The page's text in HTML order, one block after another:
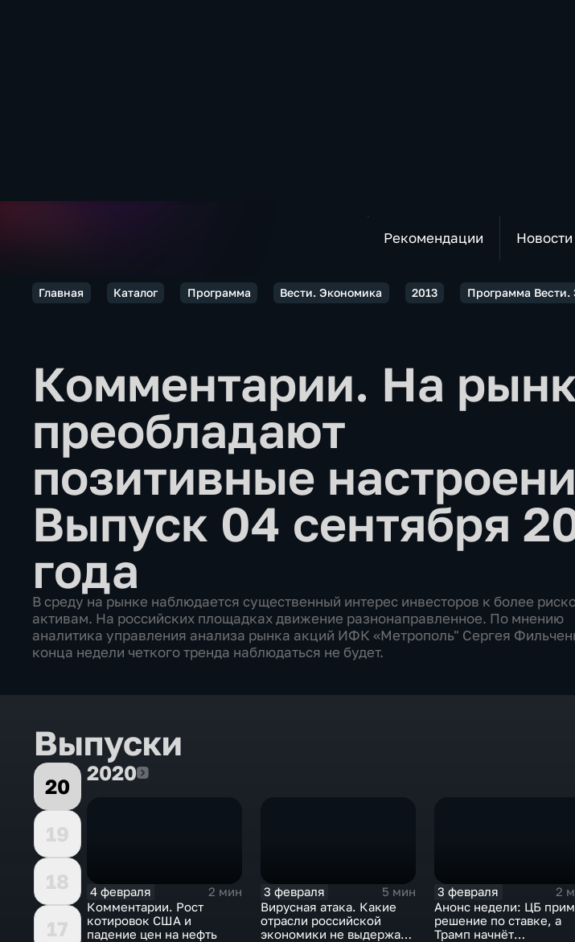
Рекомендации Новости
Главная Каталог Программа Вести. Экономика 2013 Программа Вести.
Комментарии. На
преобладают
позитивные
Выпуск 04 сентября
года
В среду на рынке наблюдается существенный интерес инвесторов к более
активам. На российских площадках движение разнонаправленное. По мнению
аналитика управления анализа рынка акций ИФК «Метрополь" Сергея
конца недели четкого тренда наблюдаться не будет.
Выпуски
20
19
18
17
20202020
4 февраля
2 мин
Комментарии. Рост
котировок США и
падение цен на нефть
3 февраля
5 мин
Вирусная атака. Какие
отрасли российской
экономики не выдержат
3 февраля
2
Анонс недели: ЦБ
решение по ставке, а
Трамп начнёт